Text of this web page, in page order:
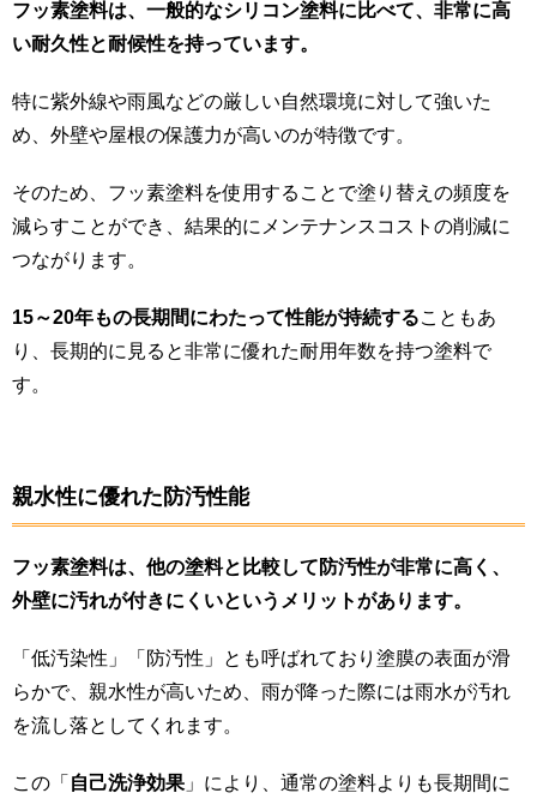
フッ素塗料は、一般的なシリコン塗料に比べて、非常に高
い耐久性と耐候性を持っています。
特に紫外線や雨風などの厳しい自然環境に対して強いた
め、外壁や屋根の保護力が高いのが特徴です。
そのため、フッ素塗料を使用することで塗り替えの頻度を
減らすことができ、結果的にメンテナンスコストの削減に
つながります。
15～20年もの長期間にわたって性能が持続することもあ
り、長期的に見ると非常に優れた耐用年数を持つ塗料で
す。
親水性に優れた防汚性能
フッ素塗料は、他の塗料と比較して防汚性が非常に高く、
外壁に汚れが付きにくいというメリットがあります。
「低汚染性」「防汚性」とも呼ばれており塗膜の表面が滑
らかで、親水性が高いため、雨が降った際には雨水が汚れ
を流し落としてくれます。
この「 自己洗浄効果 」により、通常の塗料よりも長期間に